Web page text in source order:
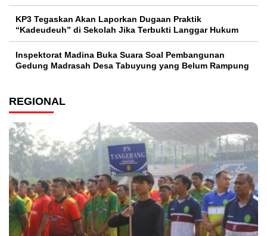
KP3 Tegaskan Akan Laporkan Dugaan Praktik
“Kadeudeuh” di Sekolah Jika Terbukti Langgar Hukum
Inspektorat Madina Buka Suara Soal Pembangunan
Gedung Madrasah Desa Tabuyung yang Belum Rampung
REGIONAL